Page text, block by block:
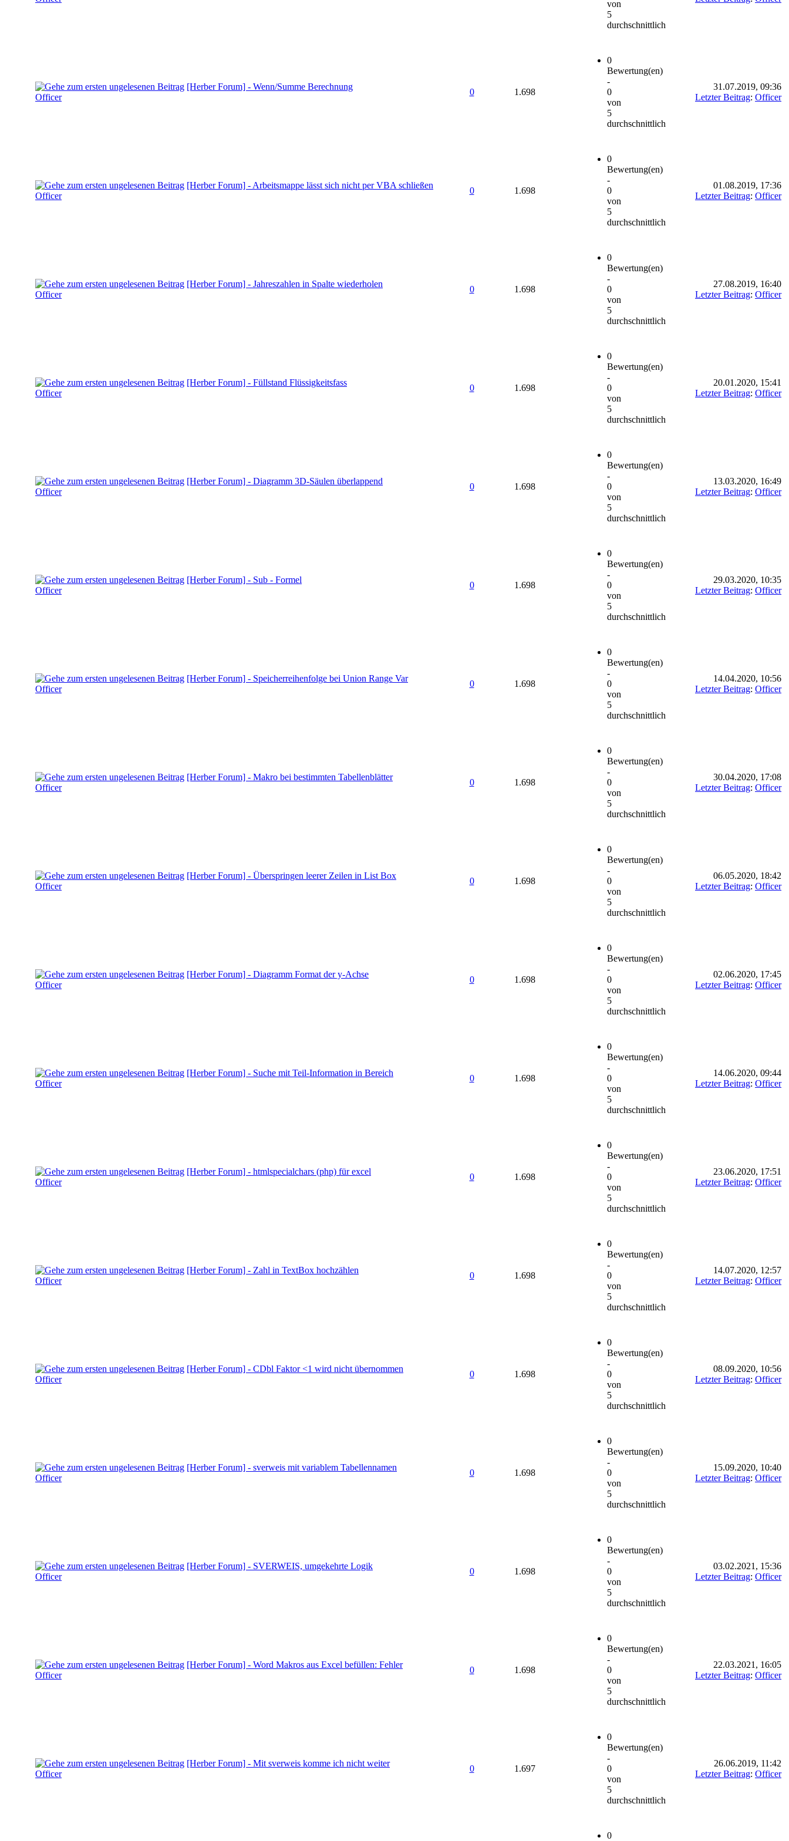
von
5
durchschnittlich
[Herber Forum] - Wenn/Summe Berechnung
Officer
0 1.698
0
Bewertung(en)
-
0
von
5
durchschnittlich
31.07.2019, 09:36
Letzter Beitrag: Officer
[Herber Forum] - Arbeitsmappe lässt sich nicht per VBA schließen
Officer
0 1.698
0
Bewertung(en)
-
0
von
5
durchschnittlich
01.08.2019, 17:36
Letzter Beitrag: Officer
[Herber Forum] - Jahreszahlen in Spalte wiederholen
Officer
0 1.698
0
Bewertung(en)
-
0
von
5
durchschnittlich
27.08.2019, 16:40
Letzter Beitrag: Officer
[Herber Forum] - Füllstand Flüssigkeitsfass
Officer
0 1.698
0
Bewertung(en)
-
0
von
5
durchschnittlich
20.01.2020, 15:41
Letzter Beitrag: Officer
[Herber Forum] - Diagramm 3D-Säulen überlappend
Officer
0 1.698
0
Bewertung(en)
-
0
von
5
durchschnittlich
13.03.2020, 16:49
Letzter Beitrag: Officer
[Herber Forum] - Sub - Formel
Officer
0 1.698
0
Bewertung(en)
-
0
von
5
durchschnittlich
29.03.2020, 10:35
Letzter Beitrag: Officer
[Herber Forum] - Speicherreihenfolge bei Union Range Var
Officer
0 1.698
0
Bewertung(en)
-
0
von
5
durchschnittlich
14.04.2020, 10:56
Letzter Beitrag: Officer
[Herber Forum] - Makro bei bestimmten Tabellenblätter
Officer
0 1.698
0
Bewertung(en)
-
0
von
5
durchschnittlich
30.04.2020, 17:08
Letzter Beitrag: Officer
[Herber Forum] - Überspringen leerer Zeilen in List Box
Officer
0 1.698
0
Bewertung(en)
-
0
von
5
durchschnittlich
06.05.2020, 18:42
Letzter Beitrag: Officer
[Herber Forum] - Diagramm Format der y-Achse
Officer
0 1.698
0
Bewertung(en)
-
0
von
5
durchschnittlich
02.06.2020, 17:45
Letzter Beitrag: Officer
[Herber Forum] - Suche mit Teil-Information in Bereich
Officer
0 1.698
0
Bewertung(en)
-
0
von
5
durchschnittlich
14.06.2020, 09:44
Letzter Beitrag: Officer
[Herber Forum] - htmlspecialchars (php) für excel
Officer
0 1.698
0
Bewertung(en)
-
0
von
5
durchschnittlich
23.06.2020, 17:51
Letzter Beitrag: Officer
[Herber Forum] - Zahl in TextBox hochzählen
Officer
0 1.698
0
Bewertung(en)
-
0
von
5
durchschnittlich
14.07.2020, 12:57
Letzter Beitrag: Officer
[Herber Forum] - CDbl Faktor <1 wird nicht übernommen
Officer
0 1.698
0
Bewertung(en)
-
0
von
5
durchschnittlich
08.09.2020, 10:56
Letzter Beitrag: Officer
[Herber Forum] - sverweis mit variablem Tabellennamen
Officer
0 1.698
0
Bewertung(en)
-
0
von
5
durchschnittlich
15.09.2020, 10:40
Letzter Beitrag: Officer
[Herber Forum] - SVERWEIS, umgekehrte Logik
Officer
0 1.698
0
Bewertung(en)
-
0
von
5
durchschnittlich
03.02.2021, 15:36
Letzter Beitrag: Officer
[Herber Forum] - Word Makros aus Excel befüllen: Fehler
Officer
0 1.698
0
Bewertung(en)
-
0
von
5
durchschnittlich
22.03.2021, 16:05
Letzter Beitrag: Officer
[Herber Forum] - Mit sverweis komme ich nicht weiter
Officer
0 1.697
0
Bewertung(en)
-
0
von
5
durchschnittlich
26.06.2019, 11:42
Letzter Beitrag: Officer
0